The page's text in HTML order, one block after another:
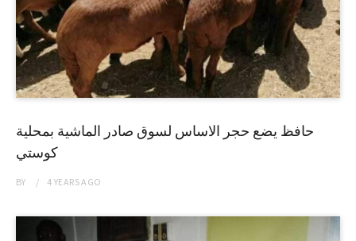
حافظ يضع حجر الاساس لسوق صادر الماشية بمحلية
كوستي
BY 4 YEARSAGO